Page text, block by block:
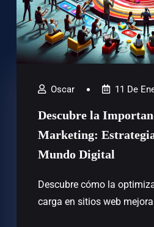
Oscar 11 De
Descubre la
Marketing:
Mundo Digital
Descubre cómo la
carga en sitios web